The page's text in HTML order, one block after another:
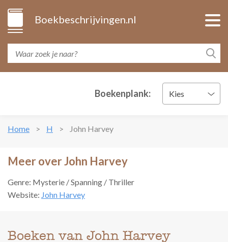
Boekbeschrijvingen.nl
Boekenplank: Kies
Home H John Harvey
Meer over John Harvey
Genre: Mysterie / Spanning / Thriller
Website: John Harvey
Boeken van John Harvey